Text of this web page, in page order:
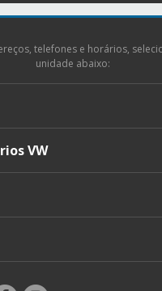
telefones e horários,
unidade abaixo:
VW